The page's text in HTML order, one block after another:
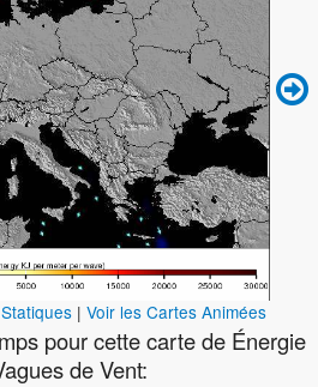
| Voir les Cartes Animées
pour cette carte de Énergie
de Vent: